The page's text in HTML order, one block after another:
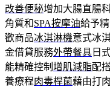
改善便秘增加大腸直腸
角質和SPA按摩油給予
歡商品冰淇淋機意式冰
金借貸服務外帶餐具 日
能精確控制 增肌減脂配
養療程肉毒桿菌藉由打